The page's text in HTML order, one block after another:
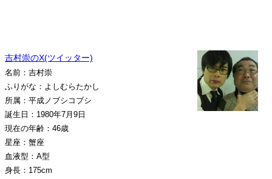
吉村崇のX(ツイッター)
名前：吉村崇
ふりがな：よしむらたかし
所属：平成ノブシコブシ
誕生日：1980年7月9日
現在の年齢：46歳
星座：蟹座
血液型：A型
身長：175cm